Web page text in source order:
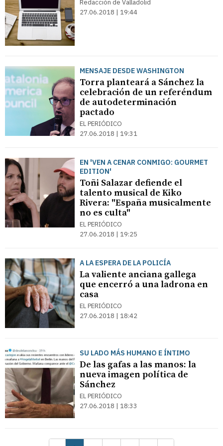
Redacción de Valladolid
27.06.2018 | 19:44
MENSAJE DESDE WASHINGTON
Torra planteará a Sánchez la
celebración de un referéndum
de autodeterminación
pactado
EL PERIÓDICO
27.06.2018 | 19:31
EN 'VEN A CENAR CONMIGO: GOURMET
EDITION'
Toñi Salazar defiende el
talento musical de Kiko
Rivera: "España musicalmente
no es culta"
EL PERIÓDICO
27.06.2018 | 19:25
A LA ESPERA DE LA POLICÍA
La valiente anciana gallega
que encerró a una ladrona en
casa
EL PERIÓDICO
27.06.2018 | 18:42
SU LADO MÁS HUMANO E ÍNTIMO
De las gafas a las manos: la
nueva imagen política de
Sánchez
EL PERIÓDICO
27.06.2018 | 18:33